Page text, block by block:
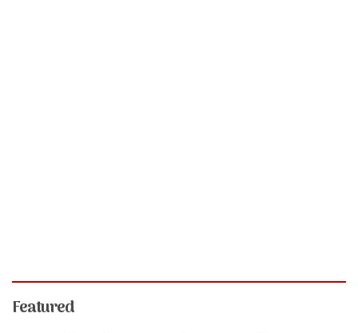
Featured